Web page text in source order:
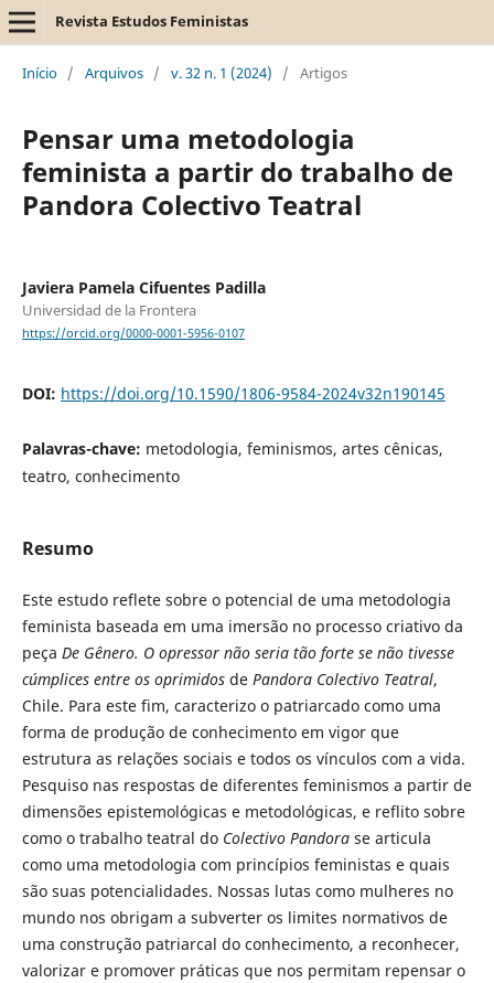
Revista Estudos Feministas
Início / Arquivos / v. 32 n. 1 (2024) / Artigos
Pensar uma metodologia
feminista a partir do trabalho de
Pandora Colectivo Teatral
Javiera Pamela Cifuentes Padilla
Universidad de la Frontera
https://orcid.org/0000-0001-5956-0107
DOI: https://doi.org/10.1590/1806-9584-2024v32n190145
Palavras-chave: metodologia, feminismos, artes cênicas,
teatro, conhecimento
Resumo
Este estudo reflete sobre o potencial de uma metodologia
feminista baseada em uma imersão no processo criativo da
peça De Gênero. O opressor não seria tão forte se não tivesse
cúmplices entre os oprimidosde Pandora Colectivo Teatral,
Chile. Para este fim, caracterizo o patriarcado como uma
forma de produção de conhecimento em vigor que
estrutura as relações sociais e todos os vínculos com a vida.
Pesquiso nas respostas de diferentes feminismos a partir de
dimensões epistemológicas e metodológicas, e reflito sobre
como o trabalho teatral do Colectivo Pandorase articula
como uma metodologia com princípios feministas e quais
são suas potencialidades. Nossas lutas como mulheres no
mundo nos obrigam a subverter os limites normativos de
uma construção patriarcal do conhecimento, a reconhecer,
valorizar e promover práticas que nos permitam repensar o